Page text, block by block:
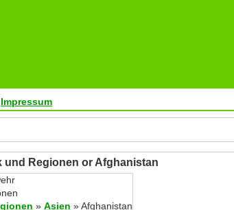
Impressum
Regionen or Afghanistan
» Asien » Afghanistan